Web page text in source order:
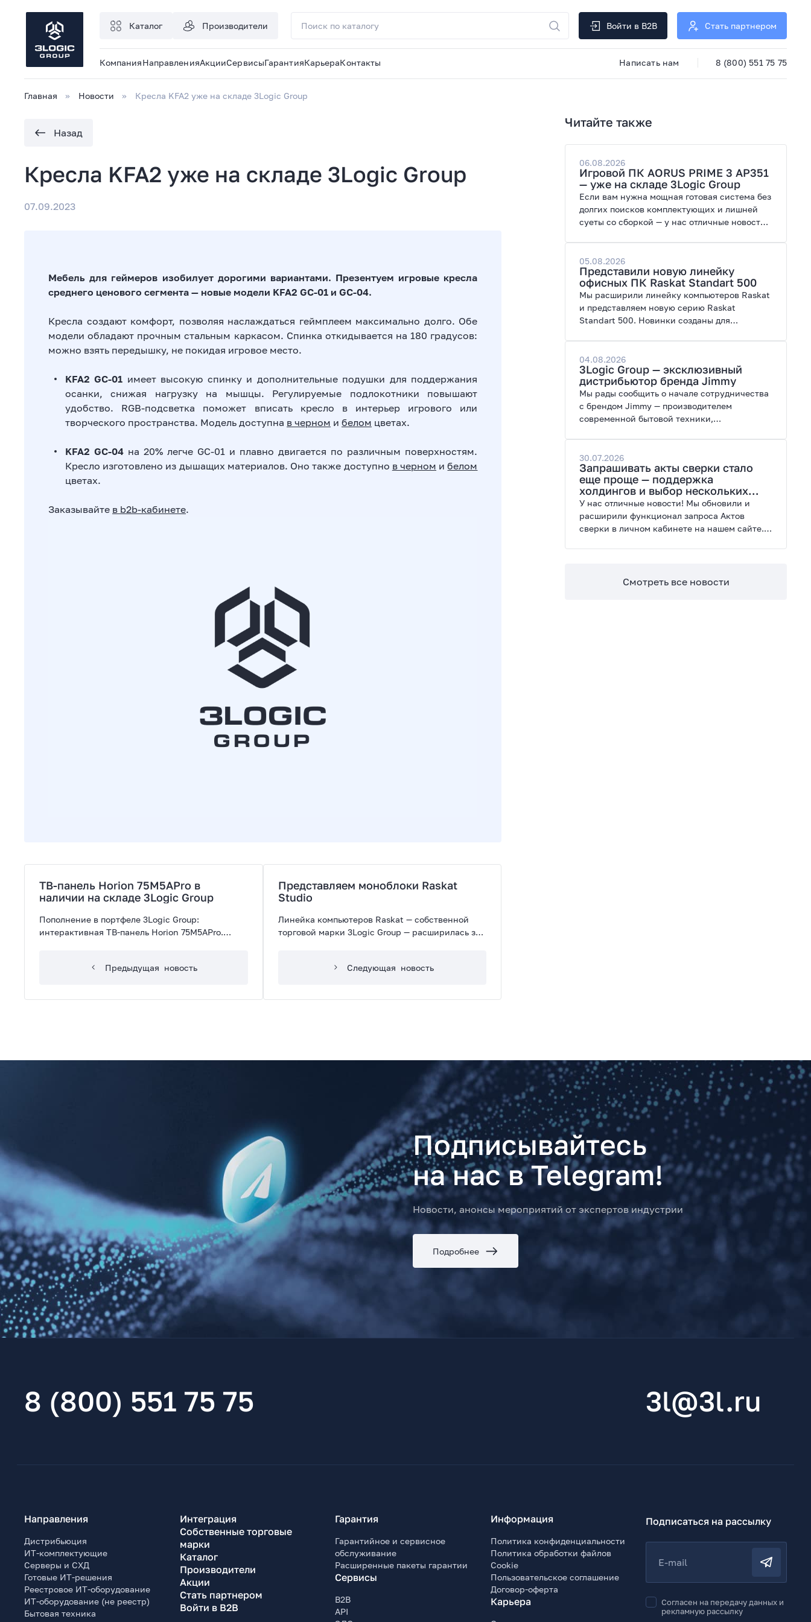
Каталог Производители Войти в B2B Стать партнером
КомпанияНаправленияАкцииСервисыГарантияКарьераКонтакты Написать нам 8 (800) 551 75 75
Главная Новости Кресла KFA2 уже на складе 3Logic Group
Назад
Кресла KFA2 уже на складе 3Logic Group
07.09.2023
Мебель для геймеров изобилует дорогими вариантами. Презентуем игровые кресла
среднего ценового сегмента — новые модели KFA2 GC-01 и GC-04.
Кресла создают комфорт, позволяя наслаждаться геймплеем максимально долго. Обе
модели обладают прочным стальным каркасом. Спинка откидывается на 180 градусов:
можно взять передышку, не покидая игровое место.
KFA2 GC-01 имеет высокую спинку и дополнительные подушки для поддержания
осанки, снижая нагрузку на мышцы. Регулируемые подлокотники повышают
удобство. RGB-подсветка поможет вписать кресло в интерьер игрового или
творческого пространства. Модель доступна в черном и белом цветах.
KFA2 GC-04 на 20% легче GC-01 и плавно двигается по различным поверхностям.
Кресло изготовлено из дышащих материалов. Оно также доступно в черном ибелом
цветах.
Заказывайте в b2b-кабинете.
ТВ-панель Horion 75M5APro в
наличии на складе 3Logic Group
Пополнение в портфеле 3Logic Group:
интерактивная ТВ-панель Horion 75M5APro.
устройств, разделив экран на 4 части.
Предыдущая новость
Представляем моноблоки Raskat
Studio
Линейка компьютеров Raskat — собственной
торговой марки 3Logic Group — расширилась за
Следующая новость
Читайте также
06.08.2026
Игровой ПК AORUS PRIME 3 AP351
— уже на складе 3Logic Group
Если вам нужна мощная готовая система без
долгих поисков комплектующих и лишней
суеты со сборкой — у нас отличные новости.
графических нагрузок, современных игр и
работы с нейросетями.
05.08.2026
Представили новую линейку
офисных ПК Raskat Standart 500
Мы расширили линейку компьютеров Raskat
и представляем новую серию Raskat
Standart 500. Новинки созданы для
энергоэффективность и широкие
возможности модернизации.
04.08.2026
3Logic Group — эксклюзивный
дистрибьютор бренда Jimmy
Мы рады сообщить о начале сотрудничества
с брендом Jimmy — производителем
современной бытовой техники,
30.07.2026
Запрашивать акты сверки стало
еще проще — поддержка
холдингов и выбор нескольких
периодов
У нас отличные новости! Мы обновили и
расширили функционал запроса Актов
сверки в личном кабинете на нашем сайте.
Смотреть все новости
Подписывайтесь
на нас в Telegram!
Новости, анонсы мероприятий от экспертов индустрии
Подробнее
8 (800) 551 75 75 3l@3l.ru
Направления
Дистрибьюция
ИТ-комплектующие
Серверы и СХД
Готовые ИТ-решения
Реестровое ИТ-оборудование
ИТ-оборудование (не реестр)
Бытовая техника
Интеграция
Собственные торговые
марки
Каталог
Производители
Акции
Стать партнером
Войти в B2B
Гарантия
Гарантийное и сервисное
обслуживание
Расширенные пакеты гарантии
Сервисы
B2B
API
Информация
Политика конфиденциальности
Политика обработки файлов
Cookie
Пользовательское соглашение
Договор-оферта
Карьера
Подписаться на рассылку
E-mail
Согласен на передачу данных и
рекламную рассылку